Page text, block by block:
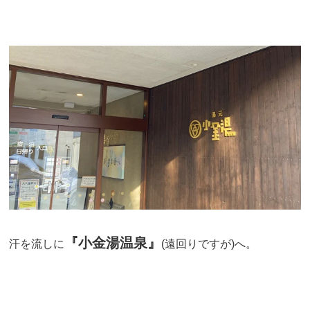
汗を流しに 『小金湯温泉』 (遠回りですが)へ。